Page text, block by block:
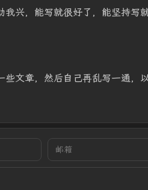
我兴，能写就很好了，能坚持写
些文章，然后自己再乱写一通，